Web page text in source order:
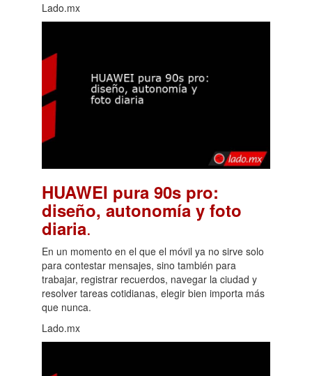
Lado.mx
HUAWEI pura 90s pro:
diseño, autonomía y foto
diaria.
En un momento en el que el móvil ya no sirve solo
para contestar mensajes, sino también para
trabajar, registrar recuerdos, navegar la ciudad y
resolver tareas cotidianas, elegir bien importa más
que nunca.
Lado.mx